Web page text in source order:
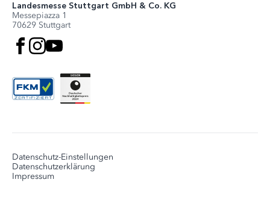
Landesmesse Stuttgart GmbH & Co. KG
Messepiazza 1
70629 Stuttgart
Datenschutz-Einstellungen
Datenschutzerklärung
Impressum